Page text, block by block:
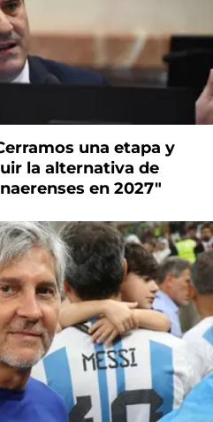
una etapa y
la alternativa de
en 2027"